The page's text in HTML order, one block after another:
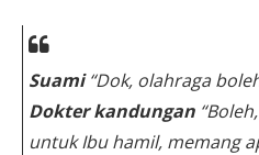
Suami“Dok, olahraga
Dokter kandungan
untuk Ibu hamil, memang